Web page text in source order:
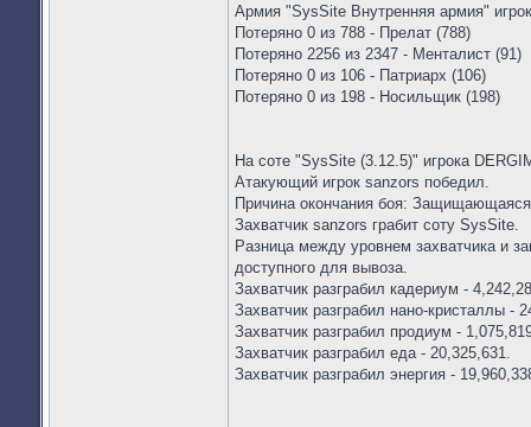
Армия "SysSite Внутренняя армия"
Потеряно 0 из 788 - Прелат (788)
Потеряно 2256 из 2347 - Менталист (91)
Потеряно 0 из 106 - Патриарх (106)
Потеряно 0 из 198 - Носильщик (198)
На соте "SysSite (3.12.5)" игрока
Атакующий игрок sanzors победил.
Причина окончания боя:
Захватчик sanzors грабит соту SysSite.
Разница между уровнем захватчика и
доступного для вывоза.
Захватчик разграбил кадериум -
Захватчик разграбил нано-кристаллы -
Захватчик разграбил продиум -
Захватчик разграбил еда - 20,325,631.
Захватчик разграбил энергия -